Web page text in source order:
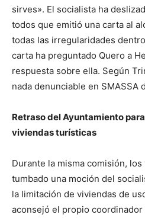
sirves». El socialista ha
todos que emitió una carta al
todas las irregularidades
carta ha preguntado Quero a
respuesta sobre ella. Según
nada denunciable en SMASSA
Retraso del Ayuntamiento
viviendas turísticas
Durante la misma comisión,
tumbado una moción del
la limitación de viviendas de
aconsejó el propio